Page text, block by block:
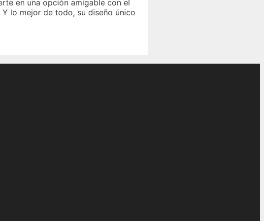
en una opción amigable con el
lo mejor de todo, su diseño único